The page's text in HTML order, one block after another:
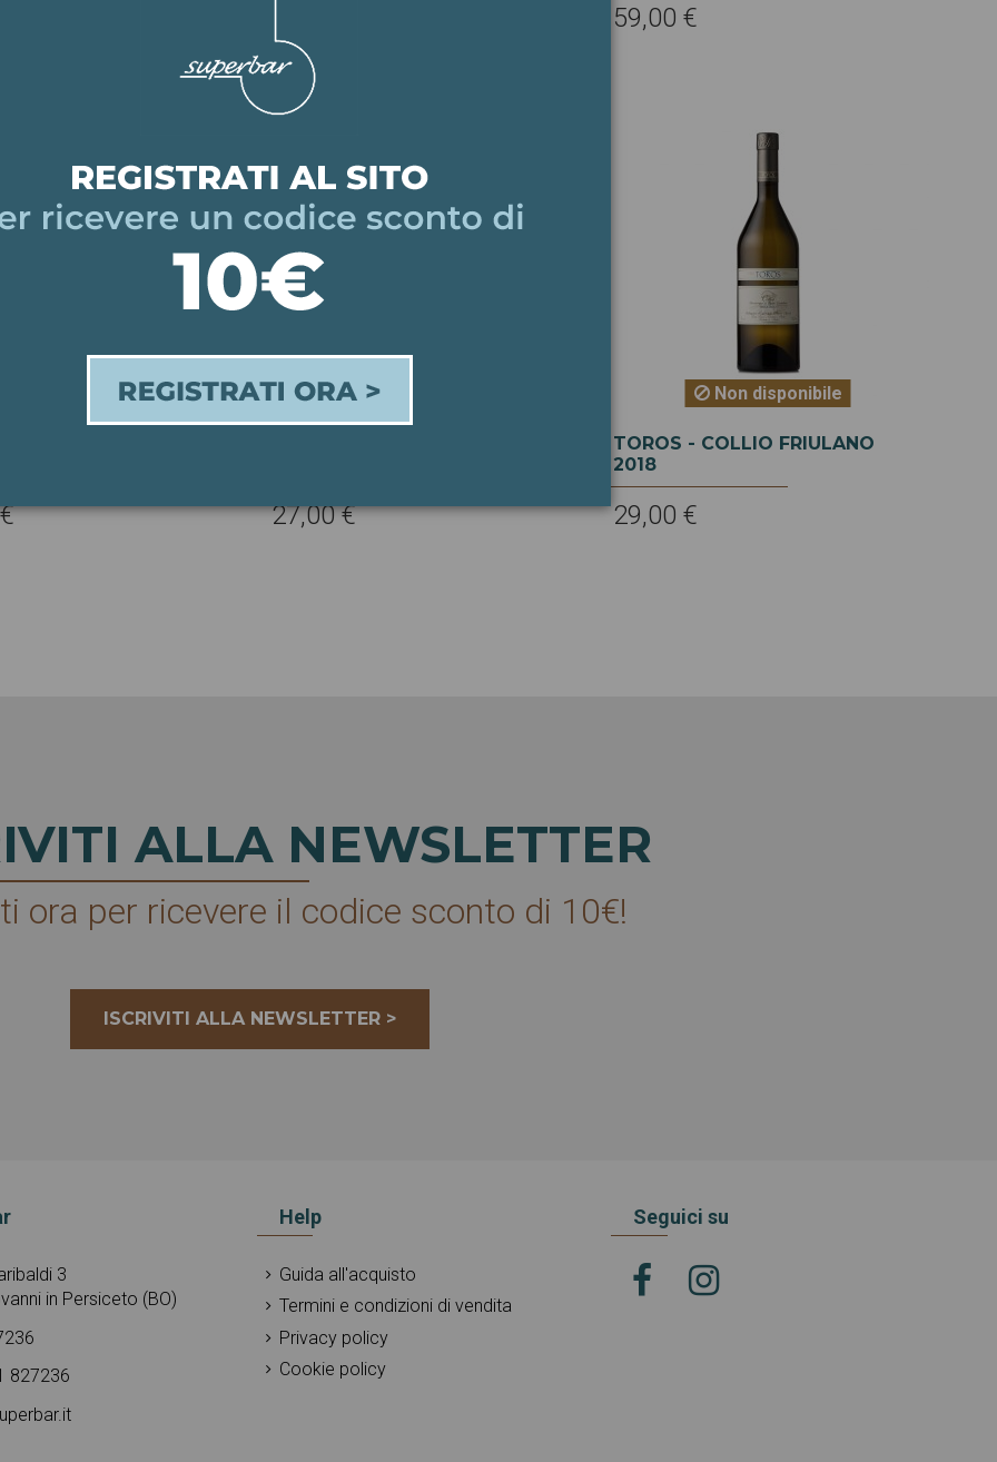
59,00 €
27,00 €
Non disponibile
TOROS - COLLIO FRIULANO
2018
29,00 €
ALLA NEWSLETTER
ora per ricevere il codice sconto di 10€!
ISCRIVITI ALLA NEWSLETTER >
3
in Persiceto (BO)
827236
Help
Guida all'acquisto
Termini e condizioni di vendita
Privacy policy
Cookie policy
Seguici su